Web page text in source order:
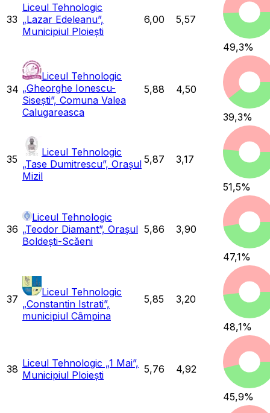
33
Liceul Tehnologic
„Lazar Edeleanu”,
Municipiul Ploiești
6,00 5,57
49,3%
34
Liceul Tehnologic
„Gheorghe Ionescu-
Sisești”, Comuna Valea
Calugareasca
5,88 4,50
39,3%
35
Liceul Tehnologic
„Tase Dumitrescu”, Orașul
Mizil
5,87 3,17
51,5%
36
Liceul Tehnologic
„Teodor Diamant”, Orașul
Boldești-Scăeni
5,86 3,90
47,1%
37
Liceul Tehnologic
„Constantin Istrati”,
municipiul Câmpina
5,85 3,20
48,1%
38 Liceul Tehnologic „1 Mai”,
Municipiul Ploiești
5,76 4,92
45,9%